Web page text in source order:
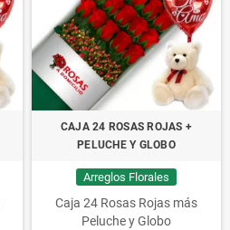
CAJA 24 ROSAS ROJAS +
PELUCHE Y GLOBO
Arreglos Florales
Caja 24 Rosas Rojas más
Peluche y Globo